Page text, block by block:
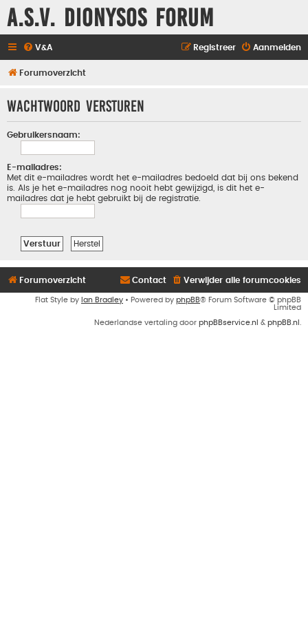
A.S.V. Dionysos Forum
V&A Aanmelden
Registreer
Forumoverzicht
Wachtwoord versturen
Gebruikersnaam:
E-mailadres:
Met dit e-mailadres wordt het e-mailadres bedoeld dat bij ons bekend
is. Als je het e-mailadres nog nooit hebt gewijzigd, is dit het e-
mailadres dat je hebt gebruikt bij de registratie.
Forumoverzicht Verwijder alle forumcookies
Contact
Flat Style by Ian Bradley • Powered by phpBB® Forum Software © phpBB
Limited
Nederlandse vertaling door phpBBservice.nl & phpBB.nl .